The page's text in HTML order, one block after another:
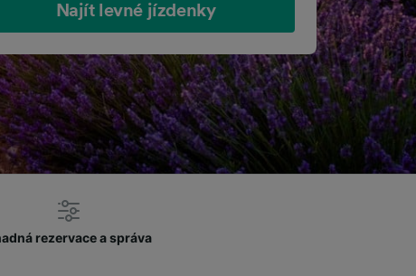
Najít levné jízdenky
rezervace a správa